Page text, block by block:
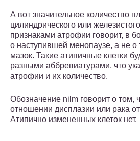
А вот значительное количество
цилиндрического или
признаками атрофии говорит, в
о наступившей менопаузе, а не о
мазок. Такие атипичные клетки
разными аббревиатурами, что
атрофии и их количество.
Обозначение nilm говорит о том,
отношении дисплазии или рака
Атипично измененных клеток нет.